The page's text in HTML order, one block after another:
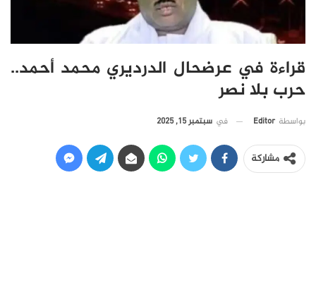
قراءة في عرضحال الدرديري محمد أحمد..
حرب بلا نصر
بواسطة Editor في سبتمبر 15, 2025
مشاركة